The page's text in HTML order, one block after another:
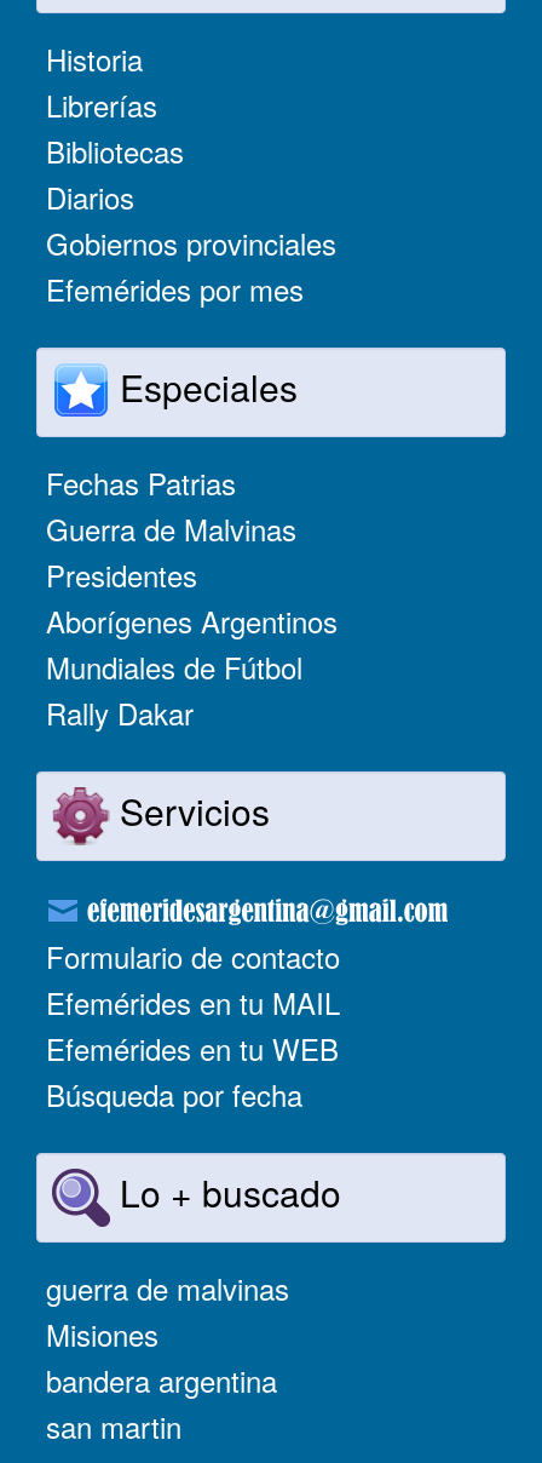
Historia
Librerías
Bibliotecas
Diarios
Gobiernos provinciales
Efemérides por mes
Especiales
Fechas Patrias
Guerra de Malvinas
Presidentes
Aborígenes Argentinos
Mundiales de Fútbol
Rally Dakar
Servicios
Formulario de contacto
Efemérides en tu MAIL
Efemérides en tu WEB
Búsqueda por fecha
Lo + buscado
guerra de malvinas
Misiones
bandera argentina
san martin